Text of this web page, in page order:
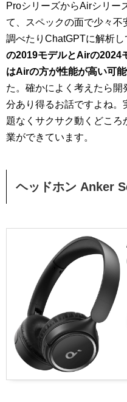
ProシリーズからAirシリー
て、スペックの面で少々不
調べたりChatGPTに解析し
の2019モデルとAirの2024
はAirの方が性能が高い可
た。確かによく考えたら
分あり得るお話ですよね。
題なくサクサク動くどこ
業ができています。
ヘッドホン Anker